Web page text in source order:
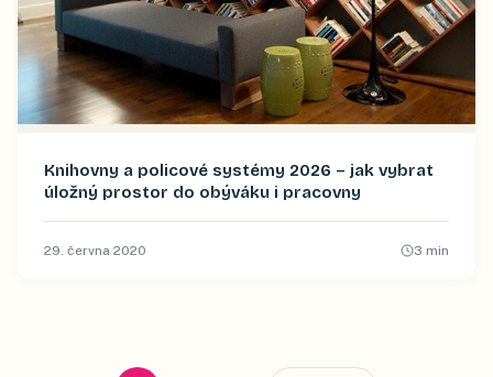
Knihovny a policové systémy 2026 – jak vybrat
úložný prostor do obýváku i pracovny
29. června 2020 3 min